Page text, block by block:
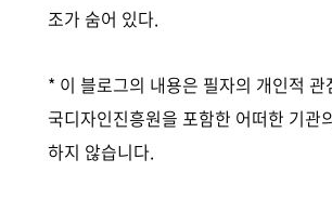
조가 숨어 있다.
* 이 블로그의 내용은 필자의 개인적
국디자인진흥원을 포함한 어떠한 기관
하지 않습니다.